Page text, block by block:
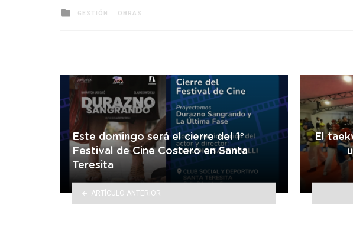
Posted
in
GESTIÓN OBRAS
Este domingo será el cierre del 1º
Festival de Cine Costero en Santa
Teresita
ARTÍCULO ANTERIOR
El